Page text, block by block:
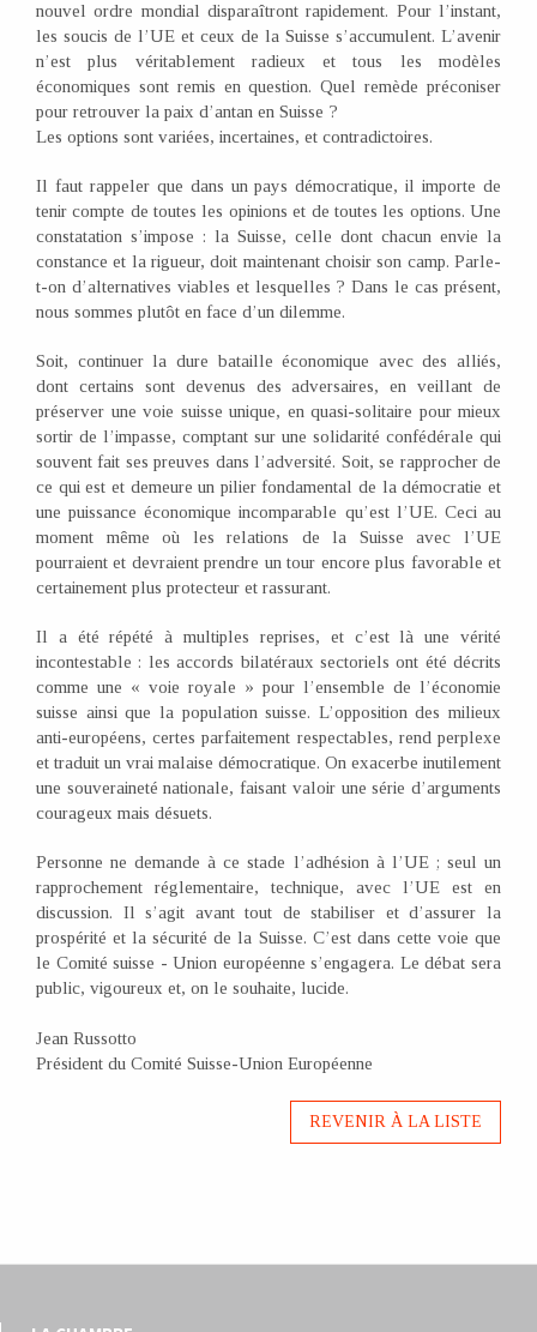
nouvel ordre mondial disparaîtront rapidement. Pour l’instant,
les soucis de l’UE et ceux de la Suisse s’accumulent. L’avenir
n’est plus véritablement radieux et tous les modèles
économiques sont remis en question. Quel remède préconiser
pour retrouver la paix d’antan en Suisse ?
Les options sont variées, incertaines, et contradictoires.
Il faut rappeler que dans un pays démocratique, il importe de
tenir compte de toutes les opinions et de toutes les options. Une
constatation s’impose : la Suisse, celle dont chacun envie la
constance et la rigueur, doit maintenant choisir son camp. Parle-
t-on d’alternatives viables et lesquelles ? Dans le cas présent,
nous sommes plutôt en face d’un dilemme.
Soit, continuer la dure bataille économique avec des alliés,
dont certains sont devenus des adversaires, en veillant de
préserver une voie suisse unique, en quasi-solitaire pour mieux
sortir de l’impasse, comptant sur une solidarité confédérale qui
souvent fait ses preuves dans l’adversité. Soit, se rapprocher de
ce qui est et demeure un pilier fondamental de la démocratie et
une puissance économique incomparable qu’est l’UE. Ceci au
moment même où les relations de la Suisse avec l’UE
pourraient et devraient prendre un tour encore plus favorable et
certainement plus protecteur et rassurant.
Il a été répété à multiples reprises, et c’est là une vérité
incontestable : les accords bilatéraux sectoriels ont été décrits
comme une « voie royale » pour l’ensemble de l’économie
suisse ainsi que la population suisse. L’opposition des milieux
anti-européens, certes parfaitement respectables, rend perplexe
et traduit un vrai malaise démocratique. On exacerbe inutilement
une souveraineté nationale, faisant valoir une série d’arguments
courageux mais désuets.
Personne ne demande à ce stade l’adhésion à l’UE ; seul un
rapprochement réglementaire, technique, avec l’UE est en
discussion. Il s’agit avant tout de stabiliser et d’assurer la
prospérité et la sécurité de la Suisse. C’est dans cette voie que
le Comité suisse - Union européenne s’engagera. Le débat sera
public, vigoureux et, on le souhaite, lucide.
Jean Russotto
Président du Comité Suisse-Union Européenne
REVENIR À LA LISTE